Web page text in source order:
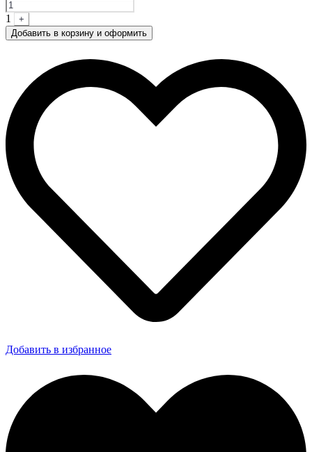
1
+
Добавить в корзину и оформить
Добавить в избранное